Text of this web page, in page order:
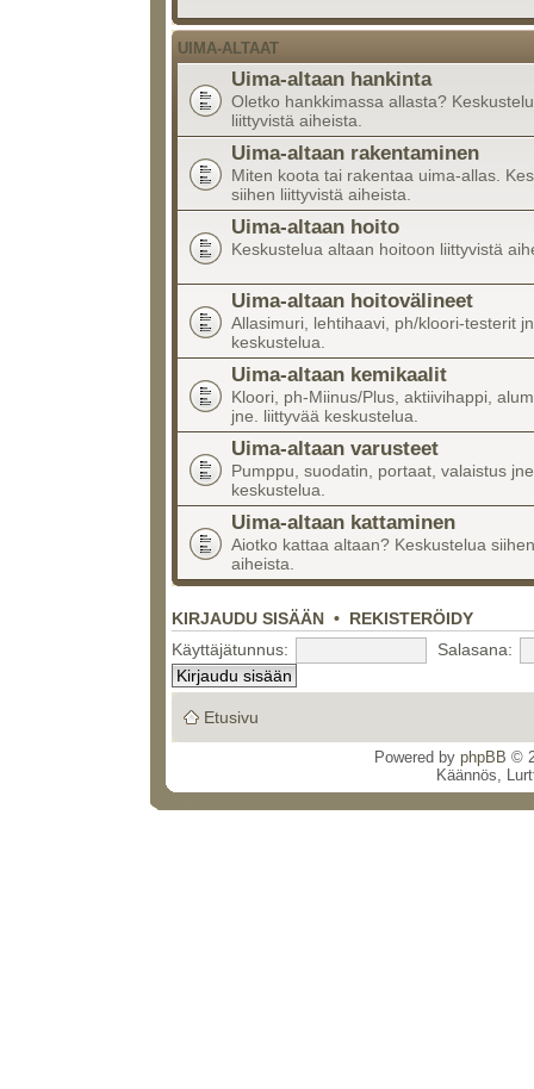
UIMA-ALTAAT
Uima-altaan hankinta
Oletko hankkimassa allasta?
liittyvistä aiheista.
Uima-altaan rakentaminen
Miten koota tai rakentaa uima-allas.
siihen liittyvistä aiheista.
Uima-altaan hoito
Keskustelua altaan hoitoon liittyvistä
Uima-altaan hoitovälineet
Allasimuri, lehtihaavi, ph/kloori-testerit
keskustelua.
Uima-altaan kemikaalit
Kloori, ph-Miinus/Plus, aktiivihappi,
jne. liittyvää keskustelua.
Uima-altaan varusteet
Pumppu, suodatin, portaat, valaistus
keskustelua.
Uima-altaan kattaminen
Aiotko kattaa altaan? Keskustelua
aiheista.
KIRJAUDU SISÄÄN • REKISTERÖIDY
Käyttäjätunnus: Salasana:
Etusivu
Powered by phpBB ©
Käännös,